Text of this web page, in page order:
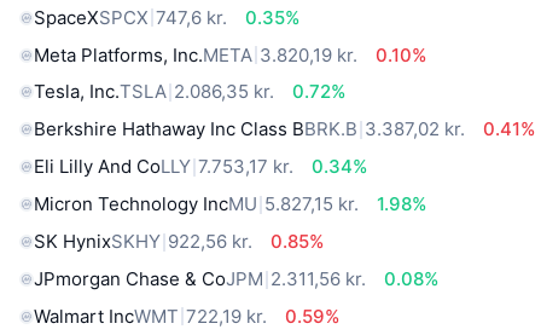
SpaceXSPCX 747,6 kr.
0.35%
Meta Platforms, Inc.META 3.820,19 kr.
0.10%
Tesla, Inc.TSLA 2.086,35 kr.
0.72%
Berkshire Hathaway Inc Class BBRK.B 3.387,02 kr.
0.41%
Eli Lilly And CoLLY 7.753,17 kr.
0.34%
Micron Technology IncMU 5.827,15 kr.
1.98%
SK HynixSKHY 922,56 kr.
0.85%
JPmorgan Chase & CoJPM 2.311,56 kr.
0.08%
Walmart IncWMT 722,19 kr. 0.59%